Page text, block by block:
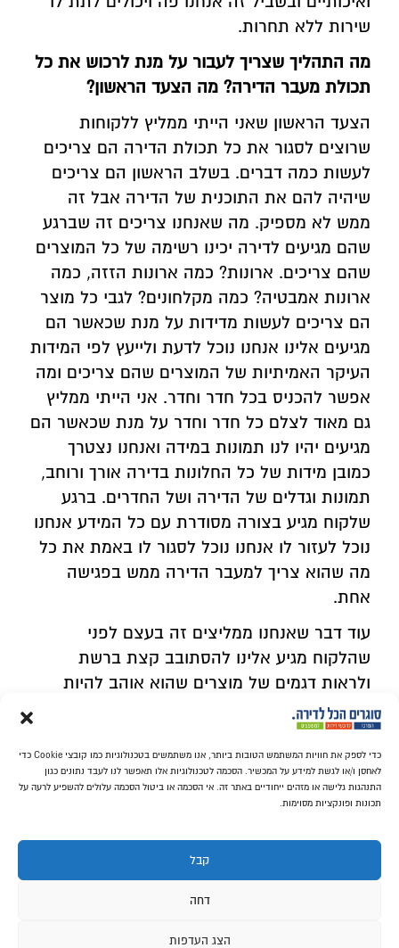
כדי לספק את חוויות המשתמש הטובות ביותר, אנו משתמשים בטכנולוגיות כמו קובצי Cookie כדי
לאחסן ו/או לגשת למידע על המכשיר. הסכמה לטכנולוגיות אלו תאפשר לנו לעבד נתונים כגון
התנהגות גלישה או מזהים ייחודיים באתר זה. אי הסכמה או ביטול הסכמה עלולים להשפיע לרעה על
תכונות ופונקציות מסוימות.
קבל
דחה
הצג העדפות
שירות ללא תחרות.
מה התהליך שצריך לעבור על מנת לרכוש את כל
תכולת מעבר הדירה? מה הצעד הראשון?
הצעד הראשון שאני הייתי ממליץ ללקוחות
שרוצים לסגור את כל תכולת הדירה הם צריכים
לעשות כמה דברים. בשלב הראשון הם צריכים
שיהיה להם את התוכנית של הדירה אבל זה
ממש לא מספיק. מה שאנחנו צריכים זה שברגע
שהם מגיעים לדירה יכינו רשימה של כל המוצרים
שהם צריכים. ארונות? כמה ארונות הזזה, כמה
ארונות אמבטיה? כמה מקלחונים? לגבי כל מוצר
הם צריכים לעשות מדידות על מנת שכאשר הם
מגיעים אלינו אנחנו נוכל לדעת ולייעץ לפי המידות
העיקר האמיתיות של המוצרים שהם צריכים ומה
אפשר להכניס בכל חדר וחדר. אני הייתי ממליץ
גם מאוד לצלם כל חדר וחדר על מנת שכאשר הם
מגיעים יהיו לנו תמונות במידה ואנחנו נצטרך
כמובן מידות של כל החלונות בדירה אורך ורוחב,
תמונות וגדלים של הדירה ושל החדרים. ברגע
שלקוח מגיע בצורה מסודרת עם כל המידע אנחנו
נוכל לעזור לו אנחנו נוכל לסגור לו באמת את כל
מה שהוא צריך למעבר הדירה ממש בפגישה
אחת.
עוד דבר שאנחנו ממליצים זה בעצם לפני
שהלקוח מגיע אלינו להסתובב קצת ברשת
ולראות דגמים של מוצרים שהוא אוהב להיות
סגור יותר על מה על מה הוא אוהב מבחינת
העיצוב ולהגיע עם כל המידע. כמובן שיש לנו את
כל המידע יש לנו את כל הקטלוגים והדוגמאות
למיניהם ואנחנו יכולים להרכיב לו ממש בהתאמה
אישית כל מוצר ומוצר שהוא צריך.
נשמע לכם מעניין ומועיל? לקביעת פגישה
במרכז למעבר דירה? מלאו את הפרטים